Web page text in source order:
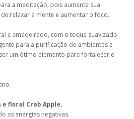
a meditação, pois aumenta sua
relaxar a mente e aumentar o foco.
e amadeirado, com o toque suavizado
para a purificação de ambientes e
um ótimo elemento para fortalecer o
floral Crab Apple.
as energias negativas.